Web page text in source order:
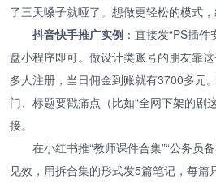
了三天嗓子就哑了。想做更轻松的模式
抖音快手推广实例 ：直接发“PS插
盘小程序即可。做设计类账号的朋友靠
多人注册，当日佣金到账就有3700多元
门、标题要戳痛点（比如“全网下架的剧
接。
在小红书推“教师课件合集”“公务员
见效，用拆合集的形式发5篇笔记，每篇